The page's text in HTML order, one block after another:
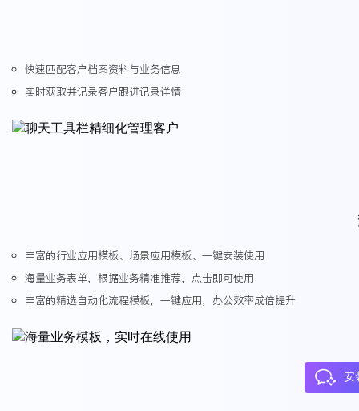
快速匹配客户档案资料与业务信息
实时获取并记录客户跟进记录详情
丰富的行业应用模板、场景应用模板、一键安装使用
海量业务表单，根据业务精准推荐，点击即可使用
丰富的精选自动化流程模板，一键应用，办公效率成倍提升
安